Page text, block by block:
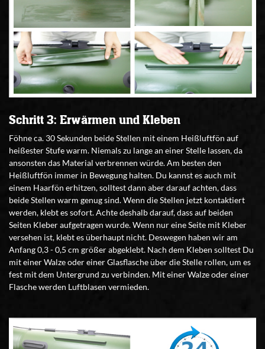
Schritt 3: Erwärmen und Kleben
Föhne ca. 30 Sekunden beide Stellen mit einem Heißluftfön auf
heißester Stufe warm. Niemals zu lange an einer Stelle lassen, da
ansonsten das Material verbrennen würde. Am besten den
Heißluftfön immer in Bewegung halten. Du kannst es auch mit
einem Haarfön erhitzen, solltest dann aber darauf achten, dass
beide Stellen warm genug sind. Wenn die Stellen jetzt kontaktiert
werden, klebt es sofort. Achte deshalb darauf, dass auf beiden
Seiten Kleber aufgetragen wurde. Wenn nur eine Seite mit Kleber
versehen ist, klebt es überhaupt nicht. Deswegen haben wir am
Anfang 0,3 - 0,5 cm größer abgeklebt. Nach dem Kleben solltest Du
mit einer Walze oder einer Glasflasche über die Stelle rollen, um es
fest mit dem Untergrund zu verbinden. Mit einer Walze oder einer
Flasche werden Luftblasen vermieden.